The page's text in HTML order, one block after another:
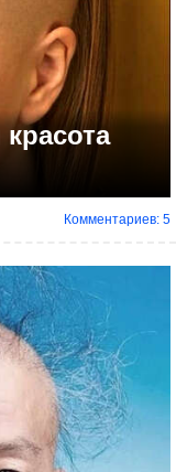
Комментариев: 5